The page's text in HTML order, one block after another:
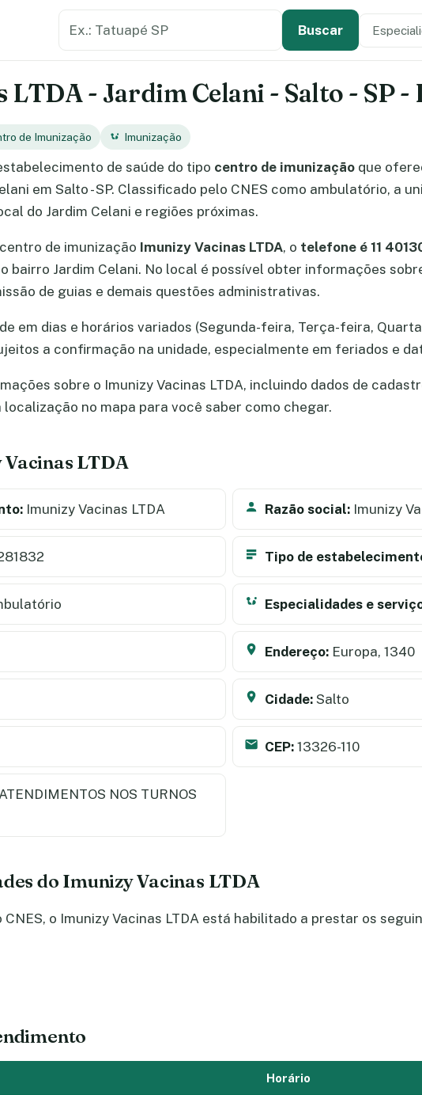
Buscar Tipo de
LTDA - Jardim Celani - Salto - SP
de Imunização Imunização
de saúde do tipo centro de imunização que
em Salto - SP. Classificado pelo CNES como ambulatório, a
do Jardim Celani e regiões próximas.
de imunização Imunizy Vacinas LTDA, o telefone é 11
bairro Jardim Celani. No local é possível obter informações
de guias e demais questões administrativas.
em dias e horários variados (Segunda-feira, Terça-feira,
a confirmação na unidade, especialmente em feriados e
sobre o Imunizy Vacinas LTDA, incluindo dados de
no mapa para você saber como chegar.
LTDA
Imunizy Vacinas LTDA Razão social: Imunizy
Tipo de
Especialidades e
Endereço: Europa, 1340
Cidade: Salto
CEP: 13326-110
ATENDIMENTOS NOS TURNOS
do Imunizy Vacinas LTDA
o Imunizy Vacinas LTDA está habilitado a prestar os
Horário